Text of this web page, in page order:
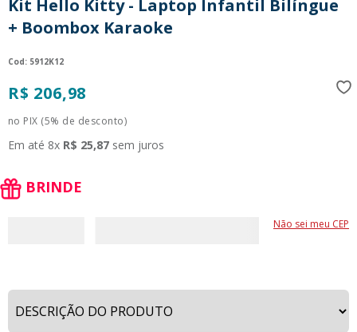
Kit Hello Kitty - Laptop Infantil Bilíngue
+ Boombox Karaoke
: 5912K12
R$ 206,98
no PIX (5% de desconto)
Em até 8x R$ 25,87 sem juros
BRINDE
Não sei meu CEP
9º
guerreiras kpop